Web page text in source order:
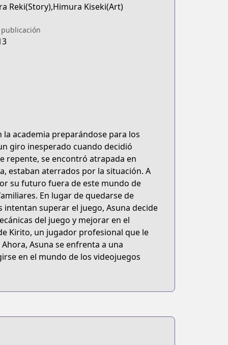
Reki(Story),Himura Kiseki(Art)
academia preparándose para los
giro inesperado cuando decidió
repente, se encontró atrapada en
estaban aterrados por la situación. A
su futuro fuera de este mundo de
En lugar de quedarse de
superar el juego, Asuna decide
del juego y mejorar en el
Kirito, un jugador profesional que le
Asuna se enfrenta a una
en el mundo de los videojuegos